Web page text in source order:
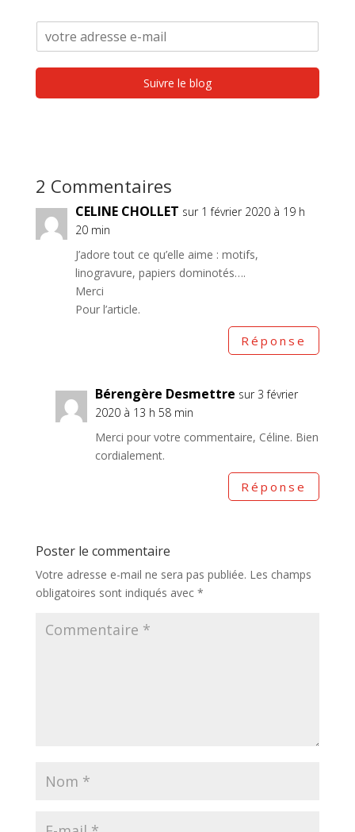
Suivre le blog
2 Commentaires
CELINE CHOLLET sur 1 février 2020 à 19 h
20 min
J’adore tout ce qu’elle aime : motifs,
linogravure, papiers dominotés….
Merci
Pour l’article.
Réponse
Bérengère Desmettre sur 3 février
2020 à 13 h 58 min
Merci pour votre commentaire, Céline. Bien
cordialement.
Réponse
Poster le commentaire
Votre adresse e-mail ne sera pas publiée. Les champs
obligatoires sont indiqués avec *